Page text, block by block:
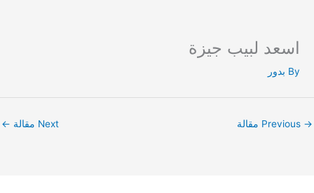
content
اسعد لبيب جيزة
By بدور
→ Next مقالة ←